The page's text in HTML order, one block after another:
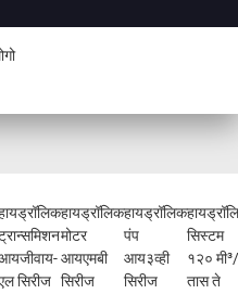
सिरीज
हायड्रॉलिक
मोटर
आयएमबी
सिरीज
हायड्रॉलिक
पंप
आय३व्ही
सिरीज
सिस्टम
१२०
तास ते